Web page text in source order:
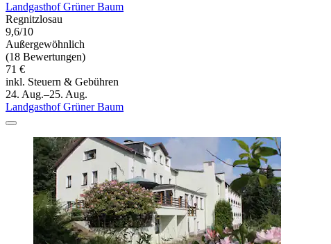
Landgasthof Grüner Baum
Regnitzlosau
9,6/10
Außergewöhnlich
(18 Bewertungen)
71 €
inkl. Steuern & Gebühren
24. Aug.–25. Aug.
Landgasthof Grüner Baum